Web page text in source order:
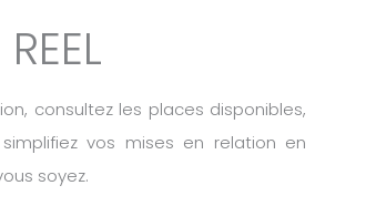
REEL
consultez les places disponibles,
vos mises en relation en
soyez.